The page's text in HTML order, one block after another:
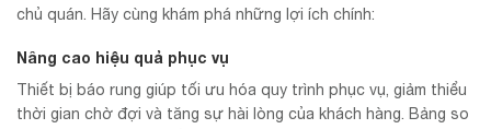
chủ quán. Hãy cùng khám phá những lợi ích chính:
Nâng cao hiệu quả phục vụ
Thiết bị báo rung giúp tối ưu hóa quy trình phục vụ, giảm thiểu
thời gian chờ đợi và tăng sự hài lòng của khách hàng. Bảng so